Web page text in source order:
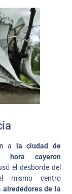
a la ciudad de
cayeron
el desborde del
mismo centro
alrededores de la